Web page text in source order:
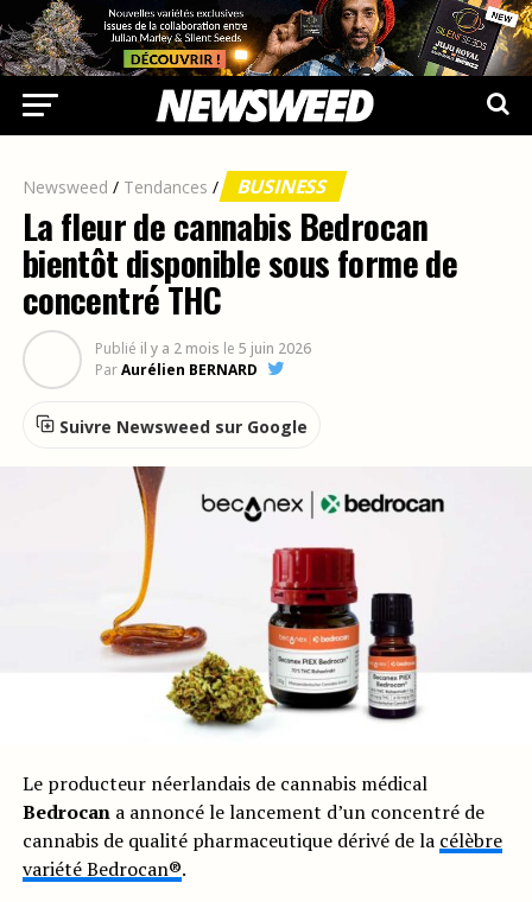
Newsweed / Tendances / BUSINESS
La fleur de cannabis Bedrocan
bientôt disponible sous forme de
concentré THC
Publié il y a 2 mois le 5 juin 2026
ParAurélien BERNARD
Suivre Newsweed sur Google
Le producteur néerlandais de cannabis médical
Bedrocana annoncé le lancement d’un concentré de
cannabis de qualité pharmaceutique dérivé de la célèbre
variété Bedrocan®.